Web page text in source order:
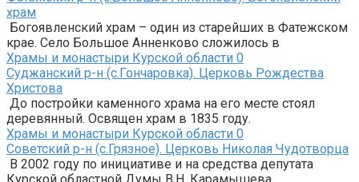
храм
Богоявленский храм – один из старейших в Фатежском
крае. Село Большое Анненково сложилось в
Храмы и монастыри Курской области 0
Суджанский р-н (с.Гончаровка). Церковь Рождества
Христова
До постройки каменного храма на его месте стоял
деревянный. Освящен храм в 1835 году.
Храмы и монастыри Курской области 0
Советский р-н (с.Грязное). Церковь Николая Чудотворца
В 2002 году по инициативе и на средства депутата